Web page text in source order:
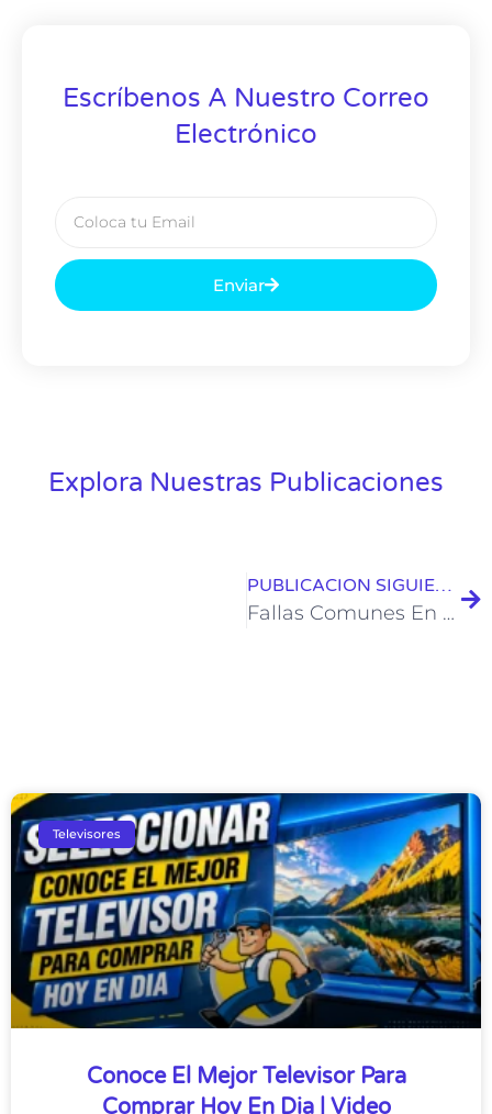
Escríbenos A Nuestro Correo
Electrónico
Enviar
Explora Nuestras Publicaciones
PUBLICACION SIGUIENTE
Fallas Comunes En La Calidad De la Imagen
Televisores
Conoce El Mejor Televisor Para
Comprar Hoy En Dia | Video